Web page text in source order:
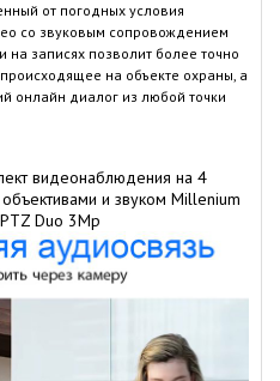
от погодных условия
со звуковым сопровождением
на записях позволит более точно
на объекте охраны, а
онлайн диалог из любой точки